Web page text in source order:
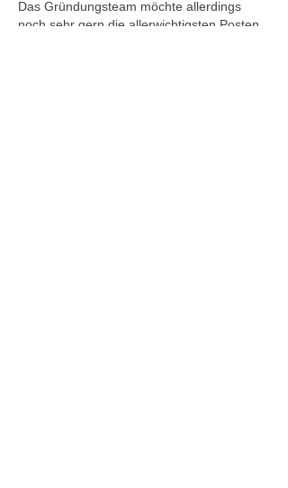
Das Gründungsteam möchte allerdings
noch sehr gern die allerwichtigsten Posten